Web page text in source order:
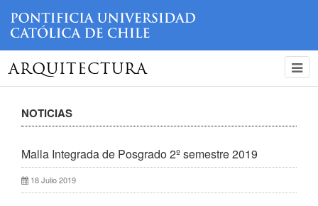
ARQUITECTURA
NOTICIAS
Malla Integrada de Posgrado 2º semestre 2019
18 Julio 2019